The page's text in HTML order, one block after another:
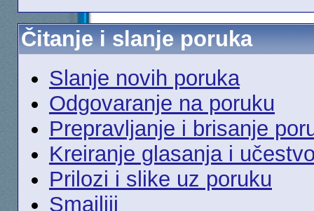
Čitanje i slanje poruka
Slanje novih poruka
Odgovaranje na poruku
Prepravljanje i brisanje
Kreiranje glasanja i
Prilozi i slike uz poruku
Smajliji